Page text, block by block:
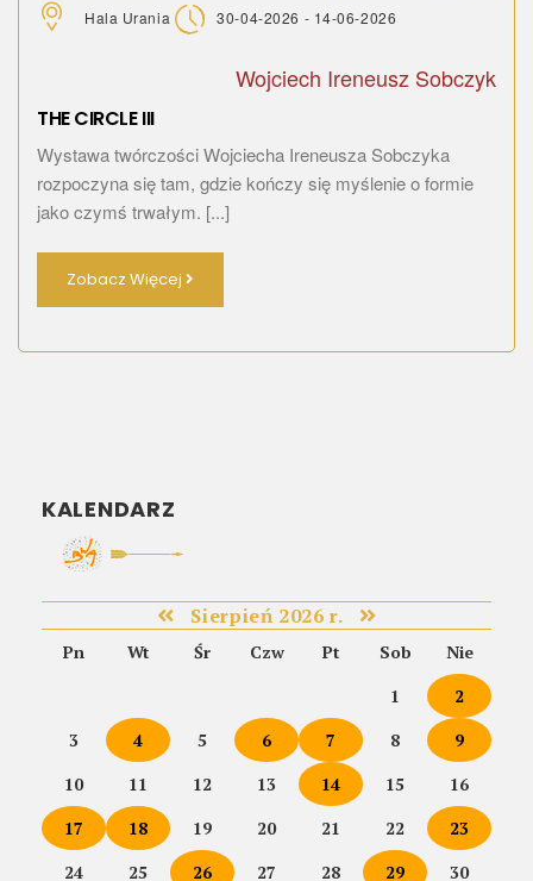
Hala Urania 30-04-2026 - 14-06-2026
Wojciech Ireneusz Sobczyk
THE CIRCLE III
Wystawa twórczości Wojciecha Ireneusza Sobczyka
rozpoczyna się tam, gdzie kończy się myślenie o formie
jako czymś trwałym. [...]
Zobacz Więcej
KALENDARZ
Sierpień 2026 r.
Pn Wt Śr Czw Pt Sob
Nie
1
2
3
4 5 6 7 8
9
10
11 12 13 14 15
16
17
18 19 20 21 22
23
24
25 26 27 28 29 30